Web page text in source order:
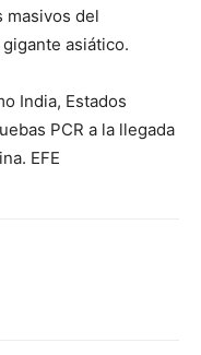
masivos del
asiático.
India, Estados
PCR a la llegada
EFE